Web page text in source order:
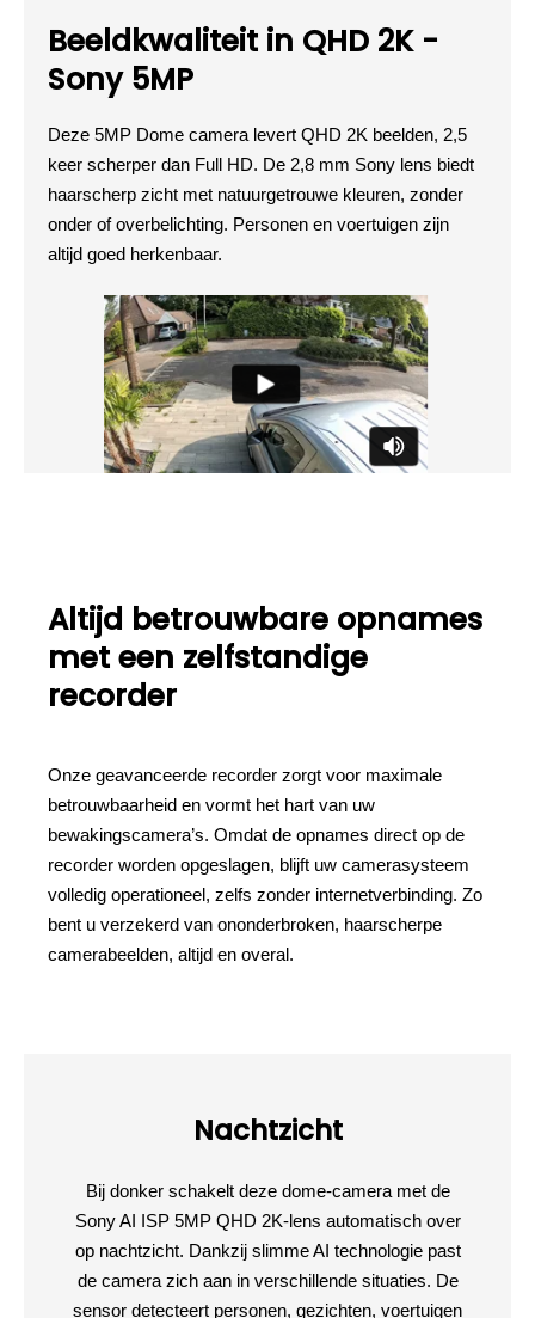
Beeldkwaliteit in QHD 2K -
Sony 5MP
Deze 5MP Dome camera levert QHD 2K beelden, 2,5
keer scherper dan Full HD. De 2,8 mm Sony lens biedt
haarscherp zicht met natuurgetrouwe kleuren, zonder
onder of overbelichting. Personen en voertuigen zijn
altijd goed herkenbaar.
Altijd betrouwbare opnames
met een zelfstandige
recorder
Onze geavanceerde recorder zorgt voor maximale
betrouwbaarheid en vormt het hart van uw
bewakingscamera’s. Omdat de opnames direct op de
recorder worden opgeslagen, blijft uw camerasysteem
volledig operationeel, zelfs zonder internetverbinding. Zo
bent u verzekerd van ononderbroken, haarscherpe
camerabeelden, altijd en overal.
Nachtzicht
Bij donker schakelt deze dome-camera met de
Sony AI ISP 5MP QHD 2K-lens automatisch over
op nachtzicht. Dankzij slimme AI technologie past
de camera zich aan in verschillende situaties. De
sensor detecteert personen, gezichten, voertuigen